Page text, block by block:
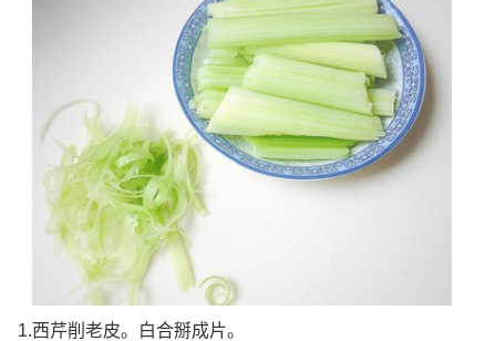
1.西芹削老皮。白合掰成片。